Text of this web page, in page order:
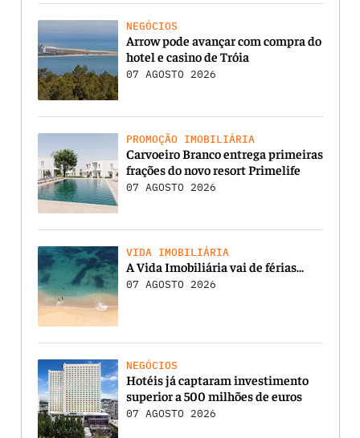
NEGÓCIOS
Arrow pode avançar com compra do
hotel e casino de Tróia
07 AGOSTO 2026
PROMOÇÃO IMOBILIÁRIA
Carvoeiro Branco entrega primeiras
frações do novo resort Primelife
07 AGOSTO 2026
VIDA IMOBILIÁRIA
A Vida Imobiliária vai de férias…
07 AGOSTO 2026
NEGÓCIOS
Hotéis já captaram investimento
superior a 500 milhões de euros
07 AGOSTO 2026